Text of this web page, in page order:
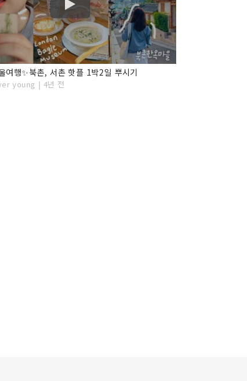
여행✨북촌, 서촌 핫플 1박2일 뿌시기
young | 4년 전